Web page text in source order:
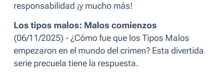
responsabilidad ¡y mucho más!
Los tipos malos: Malos comienzos
(06/11/2025) - ¿Cómo fue que los Tipos Malos
empezaron en el mundo del crimen? Esta divertida
serie precuela tiene la respuesta.